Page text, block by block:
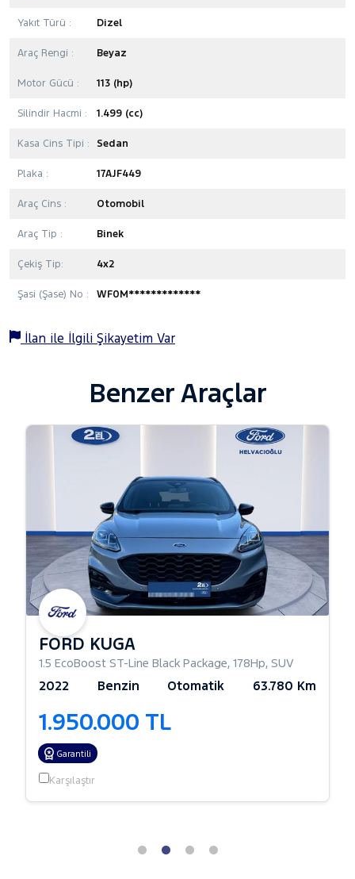
Yakıt Türü : Dizel
Araç Rengi : Beyaz
Motor Gücü : 113 (hp)
Silindir Hacmi : 1.499 (cc)
Kasa Cins Tipi : Sedan
Plaka : 17AJF449
Araç Cins : Otomobil
Araç Tip : Binek
Çekiş Tip: 4x2
Şasi (Şase) No : WF0M*************
İlan ile İlgili Şikayetim Var
Benzer Araçlar
FORD KUGA
1.5 EcoBoost ST-Line Black Package, 178Hp, SUV
2022 Benzin Otomatik 63.780 Km
1.950.000 TL
Garantili
Karşılaştır